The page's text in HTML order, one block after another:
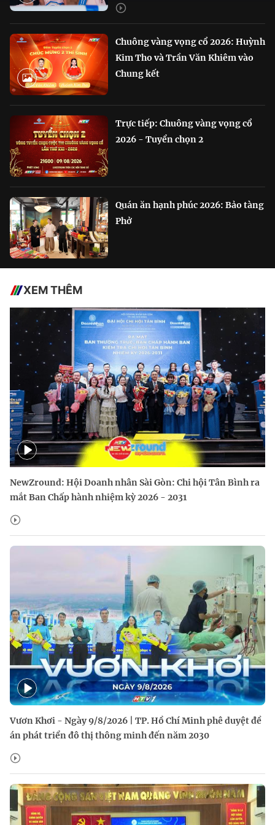
Chuông vàng vọng cổ 2026: Huỳnh
Kim Tho và Trần Văn Khiêm vào
Chung kết
Trực tiếp: Chuông vàng vọng cổ
2026 - Tuyển chọn 2
Quán ăn hạnh phúc 2026: Bảo tàng
Phở
XEM THÊM
NewZround: Hội Doanh nhân Sài Gòn: Chi hội Tân Bình ra
mắt Ban Chấp hành nhiệm kỳ 2026 - 2031
Vươn Khơi - Ngày 9/8/2026 | TP. Hồ Chí Minh phê duyệt đề
án phát triển đô thị thông minh đến năm 2030